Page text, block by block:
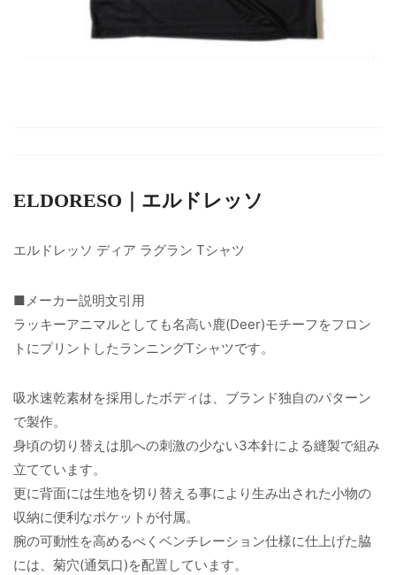
ELDORESO｜エルドレッソ
エルドレッソ ディア ラグラン Tシャツ
■メーカー説明文引用
ラッキーアニマルとしても名高い鹿(Deer)モチーフをフロン
トにプリントしたランニングTシャツです。
吸水速乾素材を採用したボディは、ブランド独自のパターン
で製作。
身頃の切り替えは肌への刺激の少ない3本針による縫製で組み
立てています。
更に背面には生地を切り替える事により生み出された小物の
収納に便利なポケットが付属。
腕の可動性を高めるべくベンチレーション仕様に仕上げた脇
には、菊穴(通気口)を配置しています。